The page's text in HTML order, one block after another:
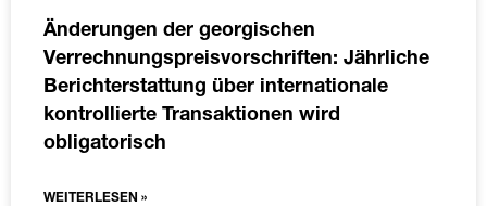
Änderungen der georgischen
Verrechnungspreisvorschriften: Jährliche
Berichterstattung über internationale
kontrollierte Transaktionen wird
obligatorisch
WEITERLESEN »